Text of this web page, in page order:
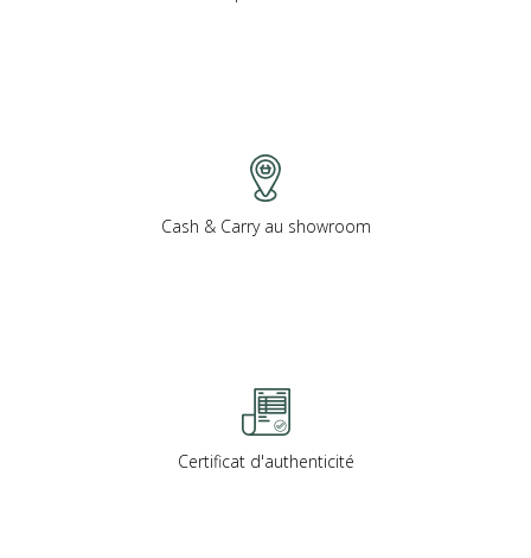
Cash & Carry au showroom
Certificat d'authenticité